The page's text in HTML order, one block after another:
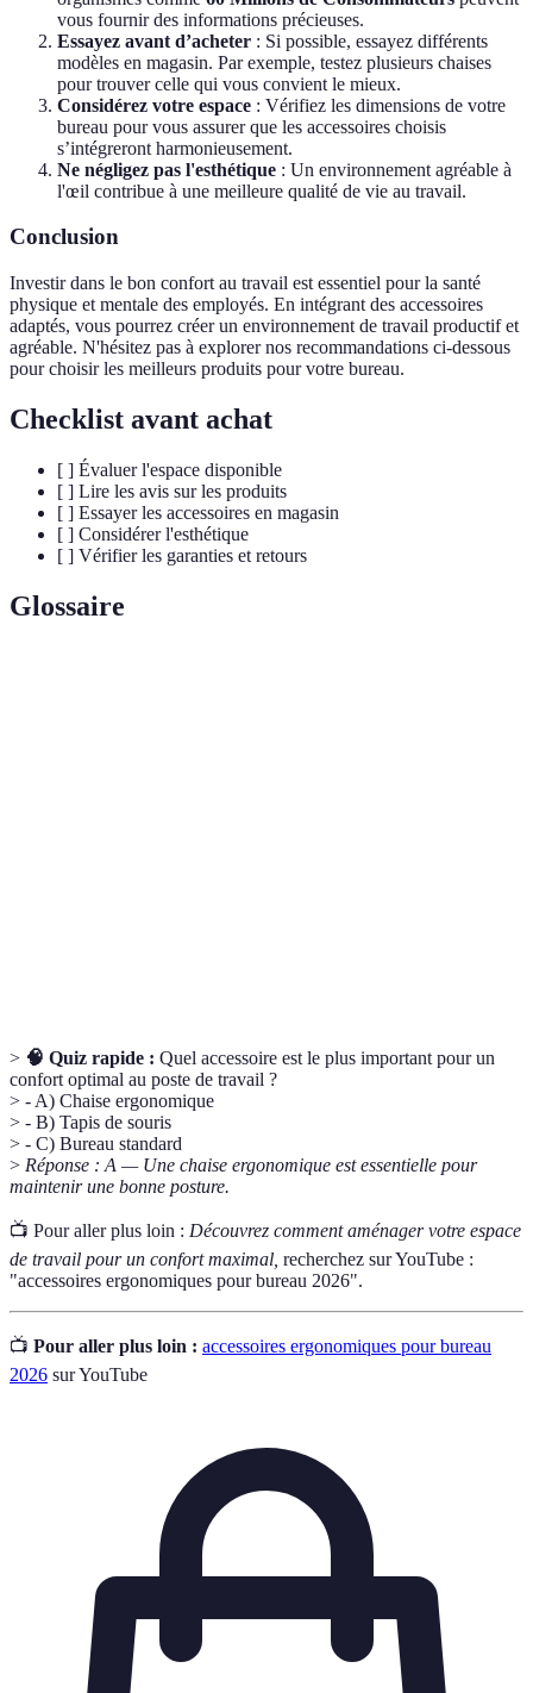
vous fournir des informations précieuses.
Essayez avant d’acheter : Si possible, essayez différents
modèles en magasin. Par exemple, testez plusieurs chaises
pour trouver celle qui vous convient le mieux.
Considérez votre espace : Vérifiez les dimensions de votre
bureau pour vous assurer que les accessoires choisis
s’intégreront harmonieusement.
Ne négligez pas l'esthétique : Un environnement agréable à
l'œil contribue à une meilleure qualité de vie au travail.
Conclusion
Investir dans le bon confort au travail est essentiel pour la santé
physique et mentale des employés. En intégrant des accessoires
adaptés, vous pourrez créer un environnement de travail productif et
agréable. N'hésitez pas à explorer nos recommandations ci-dessous
pour choisir les meilleurs produits pour votre bureau.
Checklist avant achat
[ ] Évaluer l'espace disponible
[ ] Lire les avis sur les produits
[ ] Essayer les accessoires en magasin
[ ] Considérer l'esthétique
[ ] Vérifier les garanties et retours
Glossaire
> 🧠 Quiz rapide : Quel accessoire est le plus important pour un
confort optimal au poste de travail ?
> - A) Chaise ergonomique
> - B) Tapis de souris
> - C) Bureau standard
> Réponse : A — Une chaise ergonomique est essentielle pour
maintenir une bonne posture.
📺 Pour aller plus loin : Découvrez comment aménager votre espace
de travail pour un confort maximal, recherchez sur YouTube :
"accessoires ergonomiques pour bureau 2026".
📺 Pour aller plus loin : accessoires ergonomiques pour bureau
2026 sur YouTube